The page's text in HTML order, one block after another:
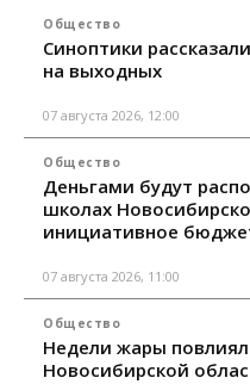
Общество
Синоптики
на выходных
07 августа 2026, 12:00
Общество
Деньгами будут
школах
инициативное
07 августа 2026, 11:00
Общество
Недели жары
Новосибирской